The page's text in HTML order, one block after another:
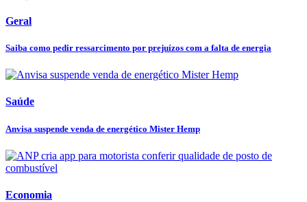
Geral
Saiba como pedir ressarcimento por prejuízos com a falta de energia
Saúde
Anvisa suspende venda de energético Mister Hemp
Economia